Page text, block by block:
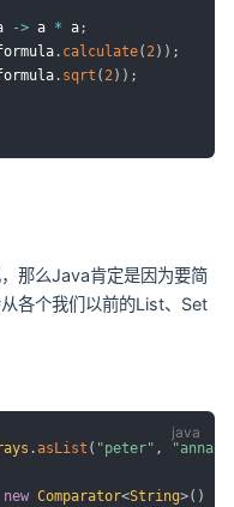
-> a * a ;
. calculate( 2 ) ) ;
. sqrt ( 2 ) ) ;
那么Java肯定是因为要简
各个我们以前的List、Set
.asList ( "peter" , "anna"
new Comparator<String>( )